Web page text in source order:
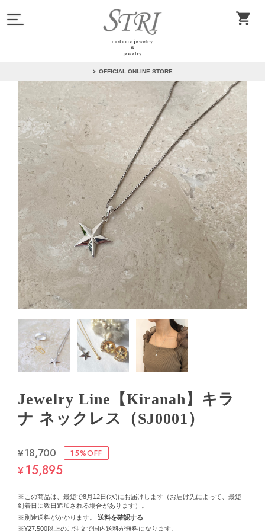
costume jewelry
＆
jewelry
OFFICIAL ONLINE STORE
Jewelry Line【Kiranah】キラ
ナ ネックレス（SJ0001）
¥18,700 15%OFF
¥15,895
※この商品は、最短で8月12日(水)にお届けします（お届け先によって、最短
到着日に数日追加される場合があります）。
※別途送料がかかります。
送料を確認する
※¥27,500以上のご注文で国内送料が無料になります。